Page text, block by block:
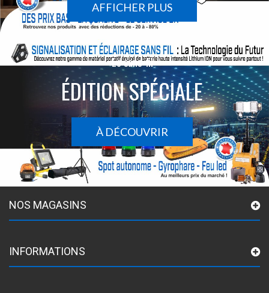
AFFICHER PLUS
Le sans-fil
ÉDITION SPÉCIALE
À DÉCOUVRIR
NOS MAGASINS
INFORMATIONS